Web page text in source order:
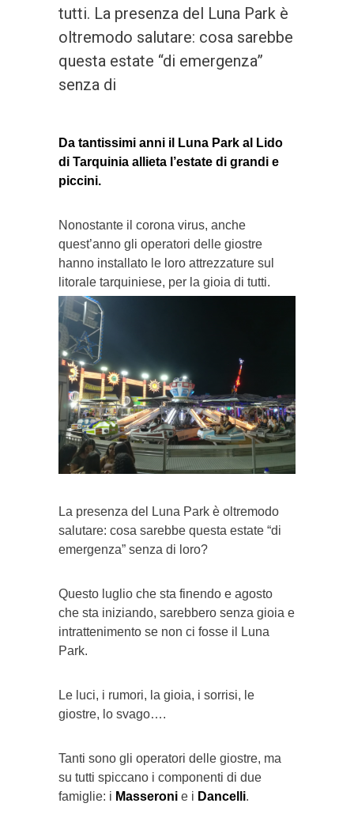
tutti. La presenza del Luna Park è
oltremodo salutare: cosa sarebbe
questa estate “di emergenza”
senza di
Da tantissimi anni il Luna Park al Lido
di Tarquinia allieta l’estate di grandi e
piccini.
Nonostante il corona virus, anche
quest’anno gli operatori delle giostre
hanno installato le loro attrezzature sul
litorale tarquiniese, per la gioia di tutti.
La presenza del Luna Park è oltremodo
salutare: cosa sarebbe questa estate “di
emergenza” senza di loro?
Questo luglio che sta finendo e agosto
che sta iniziando, sarebbero senza gioia e
intrattenimento se non ci fosse il Luna
Park.
Le luci, i rumori, la gioia, i sorrisi, le
giostre, lo svago….
Tanti sono gli operatori delle giostre, ma
su tutti spiccano i componenti di due
famiglie: i Masseroni e i Dancelli.